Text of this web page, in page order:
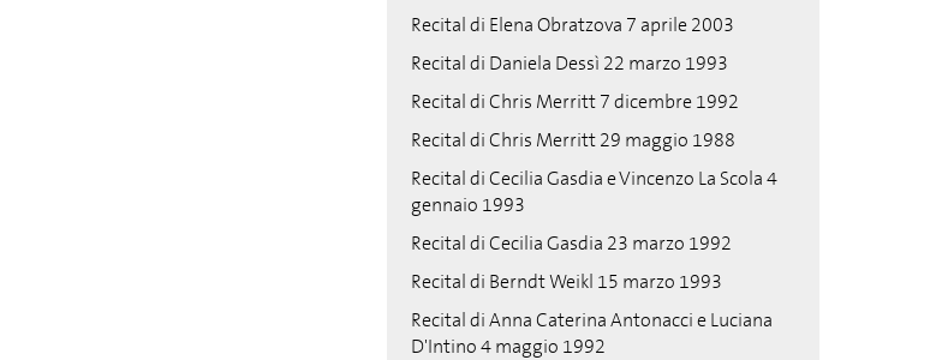
Recital di Elena Obratzova 7 aprile 2003
Recital di Daniela Dessì 22 marzo 1993
Recital di Chris Merritt 7 dicembre 1992
Recital di Chris Merritt 29 maggio 1988
Recital di Cecilia Gasdia e Vincenzo La Scola 4
gennaio 1993
Recital di Cecilia Gasdia 23 marzo 1992
Recital di Berndt Weikl 15 marzo 1993
Recital di Anna Caterina Antonacci e Luciana
D'Intino 4 maggio 1992